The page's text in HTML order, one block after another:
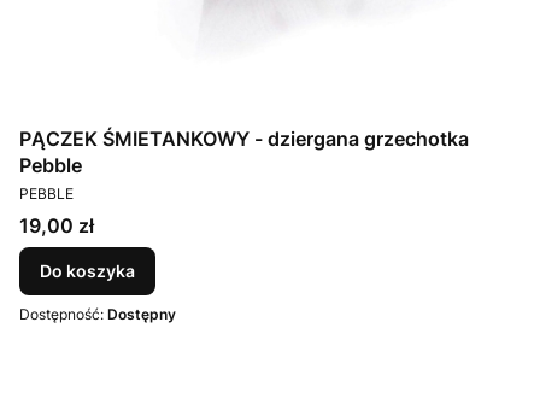
PĄCZEK ŚMIETANKOWY - dziergana grzechotka
Pebble
PRODUCENT
PEBBLE
Cena
19,00 zł
Do koszyka
Dostępność: Dostępny